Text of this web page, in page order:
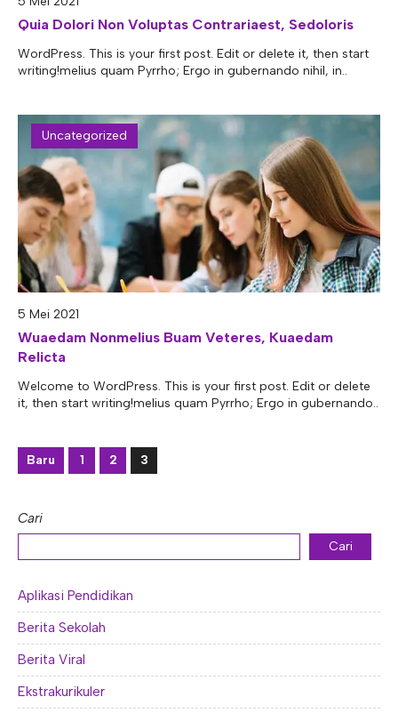
Tupoksi Wakil Bidang Sarana Prasarana
Tupoksi Wakil Bidang Kesiswaan
Tupoksi Guru Piket
Tupoksi Ketua Kons. Keahlian
Tupoksi Kepala Tata Usaha
Tupoksi Bendahara BOS
Tupoksi Bendahara Komite
Tupoksi Perpustakaan
Tupoksi Security
E-ALUMNI
E-BKK
Quia Dolori Non Voluptas Contrariaest, Sedoloris
WordPress. This is your first post. Edit or delete it, then start
writing!melius quam Pyrrho; Ergo in gubernando nihil, in..
Uncategorized
5 Mei 2021
Wuaedam Nonmelius Buam Veteres, Kuaedam
Relicta
Welcome to WordPress. This is your first post. Edit or delete
it, then start writing!melius quam Pyrrho; Ergo in gubernando..
Baru 1 2 3
Cari
Cari
Aplikasi Pendidikan
Berita Sekolah
Berita Viral
Ekstrakurikuler